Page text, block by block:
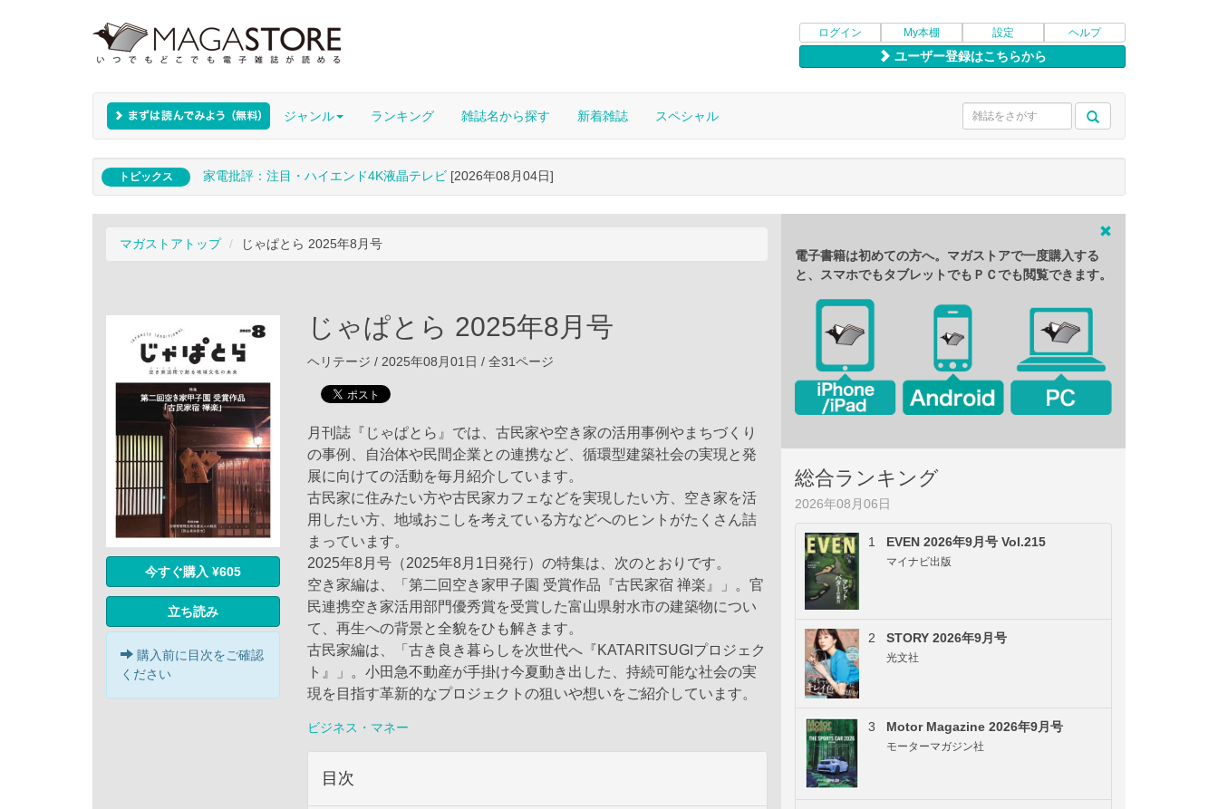
ログイン My本棚 設定 ヘルプ
ユーザー登録はこちらから
ジャンル ランキング 雑誌名から探す 新着雑誌 スペシャル
トピックス 家電批評：注目・ハイエンド4K液晶テレビ [2026年08月04日]
マガストアトップ じゃぱとら 2025年8月号
今すぐ購入 ¥605
立ち読み
購入前に目次をご確認
ください
じゃぱとら 2025年8月号
ヘリテージ / 2025年08月01日 / 全31ページ
月刊誌『じゃぱとら』では、古民家や空き家の活用事例やまちづくり
の事例、自治体や民間企業との連携など、循環型建築社会の実現と発
展に向けての活動を毎月紹介しています。
古民家に住みたい方や古民家カフェなどを実現したい方、空き家を活
用したい方、地域おこしを考えている方などへのヒントがたくさん詰
まっています。
2025年8月号（2025年8月1日発行）の特集は、次のとおりです。
空き家編は、「第二回空き家甲子園 受賞作品『古民家宿 禅楽』」。官
民連携空き家活用部門優秀賞を受賞した富山県射水市の建築物につい
て、再生への背景と全貌をひも解きます。
古民家編は、「古き良き暮らしを次世代へ『KATARITSUGIプロジェク
ト』」。小田急不動産が手掛け今夏動き出した、持続可能な社会の実
現を目指す革新的なプロジェクトの狙いや想いをご紹介しています。
ビジネス・マネー
目次
電子書籍は初めての方へ。マガストアで一度購入する
と、スマホでもタブレットでもＰＣでも閲覧できます。
総合ランキング
2026年08月06日
1 EVEN 2026年9月号 Vol.215
マイナビ出版
2 STORY 2026年9月号
光文社
3 Motor Magazine 2026年9月号
モーターマガジン社